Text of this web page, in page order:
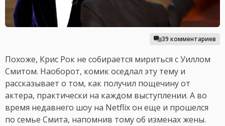
39 комментариев
Похоже, Крис Рок не собирается мириться с Уиллом
Смитом. Наоборот, комик оседлал эту тему и
рассказывает о том, как получил пощечину от
актера, практически на каждом выступлении. А во
время недавнего шоу на Netflix он еще и прошелся
по семье Смита, напомнив тому об изменах жены.